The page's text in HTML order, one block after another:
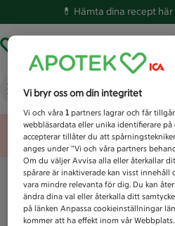
💊 Hämta dina recept här
Vad letar du efter idag?
Unknown
Vi bryr oss om din integritet
Vi och våra1 partners lagrar och får
webbläsardata eller unika identifierare
accepterar tillåter du att
anges under ”Vi och våra partners
Om du väljer Avvisa alla eller återkallar
spårare är inaktiverade kan visst innehåll
vara mindre relevanta för dig. Du kan
ändra dina val eller återkalla ditt
på länken Anpassa cookieinställningar
kommer att ha effekt inom vår